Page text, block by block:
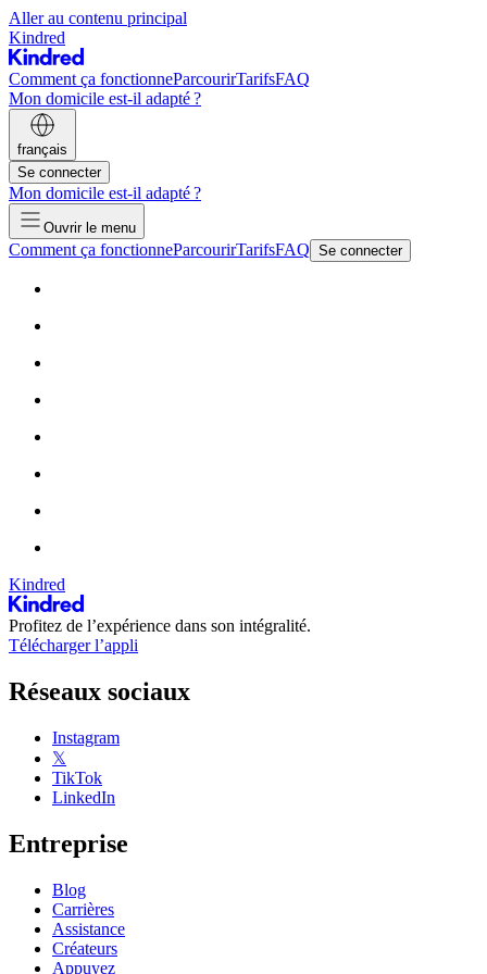
Aller au contenu principal
Kindred
Comment ça fonctionneParcourirTarifsFAQ
Mon domicile est-il adapté ?
français
Se connecter
Mon domicile est-il adapté ?
Ouvrir le menu
Comment ça fonctionneParcourirTarifsFAQ Se connecter
Kindred
Profitez de l’expérience dans son intégralité.
Télécharger l’appli
Réseaux sociaux
Instagram
𝕏
TikTok
LinkedIn
Entreprise
Blog
Carrières
Assistance
Créateurs
Appuyez